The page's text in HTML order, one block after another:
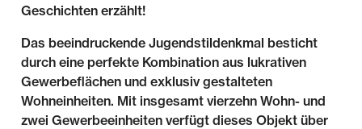
Geschichten erzählt!
Das beeindruckende Jugendstildenkmal besticht
durch eine perfekte Kombination aus lukrativen
Gewerbeflächen und exklusiv gestalteten
Wohneinheiten. Mit insgesamt vierzehn Wohn- und
zwei Gewerbeeinheiten verfügt dieses Objekt über